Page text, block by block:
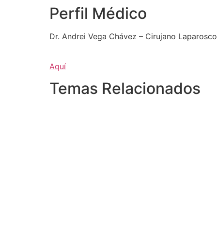
Perfil Médico
Dr. Andrei Vega Chávez – Cirujano
Aquí
Temas Relacionados